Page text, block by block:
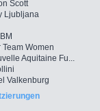
Scott
Ljubljana
Team Women
Aquitaine Fu...
Valkenburg